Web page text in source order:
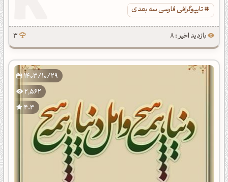
تایپوگرافی فارسی سه بعدی
بازدید اخیر : 8 3
1403/10/29
2,562
4.3